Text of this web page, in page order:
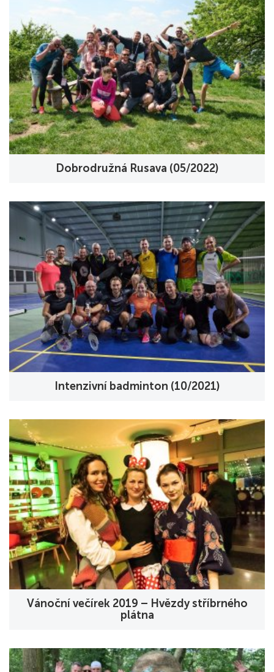
Dobrodružná Rusava (05/2022)
Intenzivní badminton (10/2021)
Vánoční večírek 2019 – Hvězdy stříbrného
plátna